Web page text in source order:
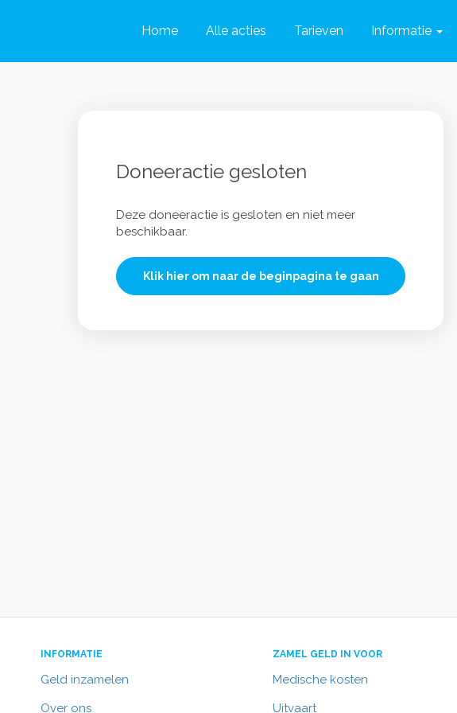
Home Alle acties Tarieven Informatie
Doneeractie gesloten
Deze doneeractie is gesloten en niet meer
beschikbaar.
Klik hier om naar de beginpagina te gaan
INFORMATIE
Geld inzamelen
Over ons
ZAMEL GELD IN VOOR
Medische kosten
Uitvaart